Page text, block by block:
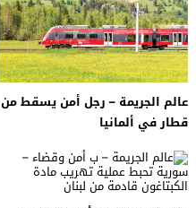
عالم الجريمة – رجل أمن يسقط من
قطار في ألمانيا